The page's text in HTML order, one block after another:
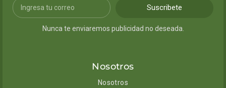
Suscribete
Nunca te enviaremos publicidad no deseada.
Nosotros
Nosotros